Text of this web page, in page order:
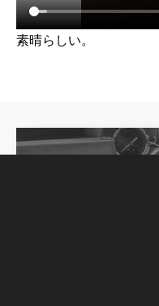
素晴らしい。